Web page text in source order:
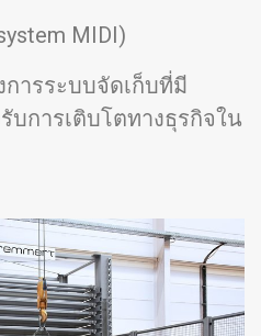
MIDI)
ารระบบจัดเก็บที่มี
บการเติบโตทางธุรกิจใน